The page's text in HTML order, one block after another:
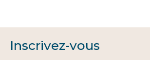
Inscrivez-vous